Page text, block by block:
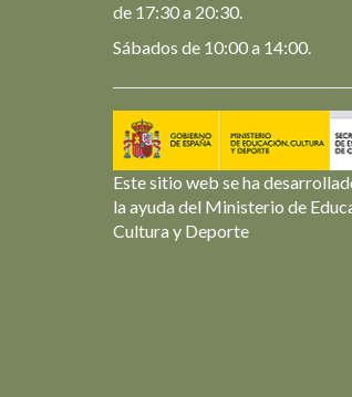
de 17:30 a 20:30.
Sábados de 10:00 a 14:00.
Este sitio web se ha
la ayuda del Ministerio de
Cultura y Deporte